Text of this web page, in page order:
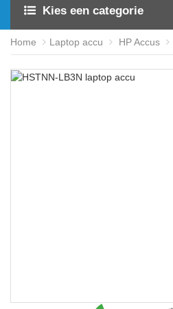
Kies een categorie
Home Laptop accu HP Accus